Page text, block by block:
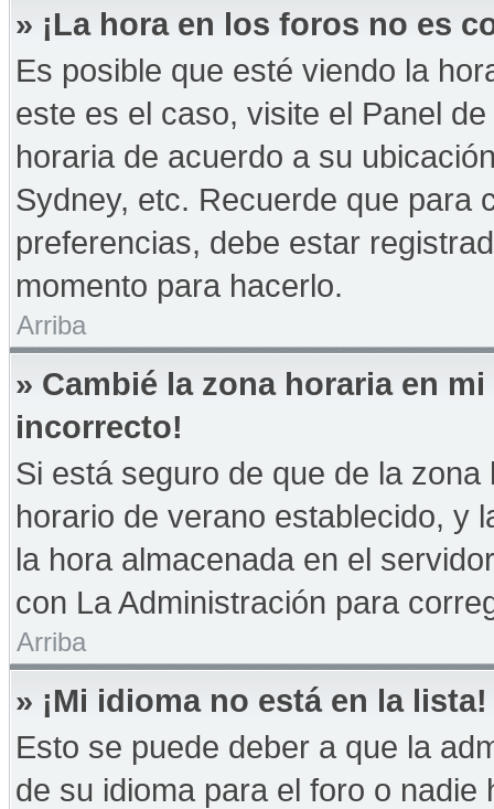
» ¡La hora en los foros no es
Es posible que esté viendo la
este es el caso, visite el Panel
horaria de acuerdo a su
Sydney, etc. Recuerde que para
preferencias, debe estar
momento para hacerlo.
Arriba
» Cambié la zona horaria en
incorrecto!
Si está seguro de que de la
horario de verano establecido, y
la hora almacenada en el
con La Administración para
Arriba
» ¡Mi idioma no está en la lista!
Esto se puede deber a que la
de su idioma para el foro o